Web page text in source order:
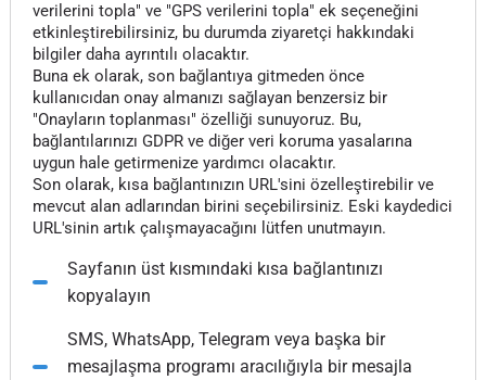
verilerini topla" ve "GPS verilerini topla" ek seçeneğini
etkinleştirebilirsiniz, bu durumda ziyaretçi hakkındaki
bilgiler daha ayrıntılı olacaktır.
Buna ek olarak, son bağlantıya gitmeden önce
kullanıcıdan onay almanızı sağlayan benzersiz bir
"Onayların toplanması" özelliği sunuyoruz. Bu,
bağlantılarınızı GDPR ve diğer veri koruma yasalarına
uygun hale getirmenize yardımcı olacaktır.
Son olarak, kısa bağlantınızın URL'sini özelleştirebilir ve
mevcut alan adlarından birini seçebilirsiniz. Eski kaydedici
URL'sinin artık çalışmayacağını lütfen unutmayın.
Sayfanın üst kısmındaki kısa bağlantınızı
kopyalayın
SMS, WhatsApp, Telegram veya başka bir
mesajlaşma programı aracılığıyla bir mesajla